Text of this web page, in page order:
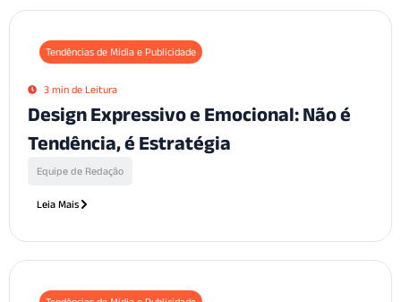
Tendências de Mídia e Publicidade
3 min de Leitura
Design Expressivo e Emocional: Não é
Tendência, é Estratégia
Equipe de Redação
Leia Mais